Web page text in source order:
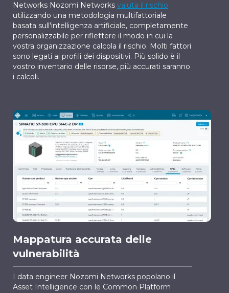
Networks Nozomi Networks valuta il rischio
utilizzando una metodologia multifattoriale
basata sull'intelligenza artificiale, completamente
personalizzabile per riflettere il modo in cui la
vostra organizzazione calcola il rischio. Molti fattori
sono legati ai profili dei dispositivi. Più solido è il
vostro inventario delle risorse, più accurati saranno
i calcoli.
Mappatura accurata delle
vulnerabilità
I data engineer Nozomi Networks popolano il
Asset Intelligence con le Common Platform